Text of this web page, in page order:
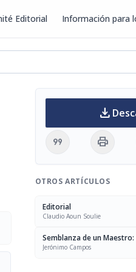
Editorial Información para
download
format_quote print
OTROS ARTÍCULOS
Editorial
Claudio Aoun Soulie
Semblanza de un
Jerónimo Campos